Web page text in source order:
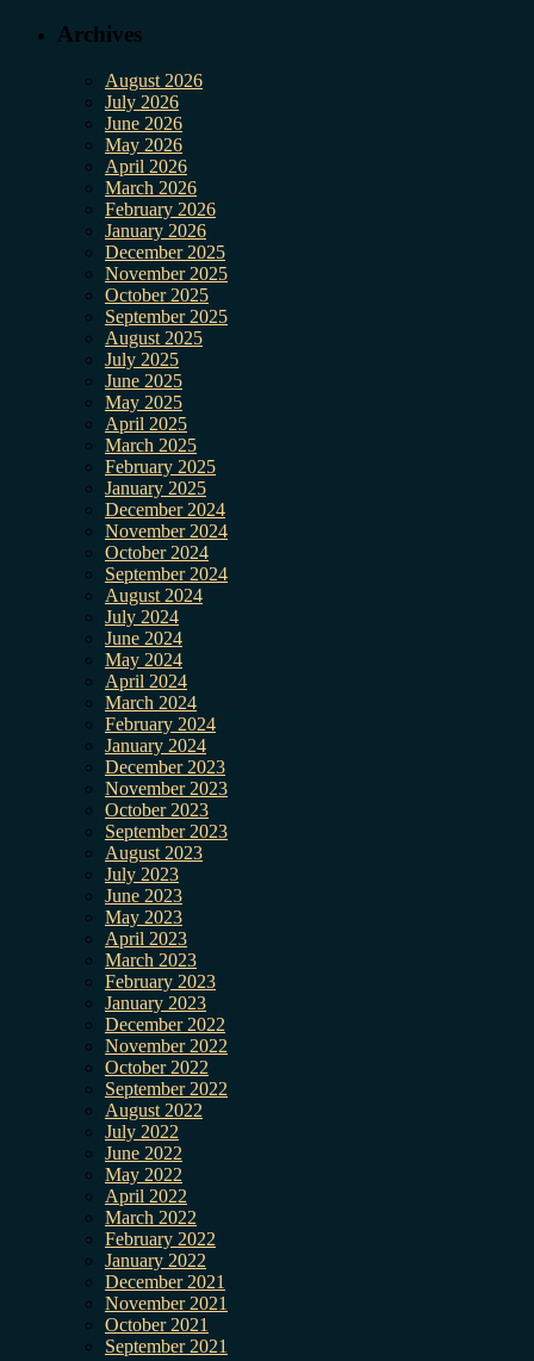
Archives
August 2026
July 2026
June 2026
May 2026
April 2026
March 2026
February 2026
January 2026
December 2025
November 2025
October 2025
September 2025
August 2025
July 2025
June 2025
May 2025
April 2025
March 2025
February 2025
January 2025
December 2024
November 2024
October 2024
September 2024
August 2024
July 2024
June 2024
May 2024
April 2024
March 2024
February 2024
January 2024
December 2023
November 2023
October 2023
September 2023
August 2023
July 2023
June 2023
May 2023
April 2023
March 2023
February 2023
January 2023
December 2022
November 2022
October 2022
September 2022
August 2022
July 2022
June 2022
May 2022
April 2022
March 2022
February 2022
January 2022
December 2021
November 2021
October 2021
September 2021